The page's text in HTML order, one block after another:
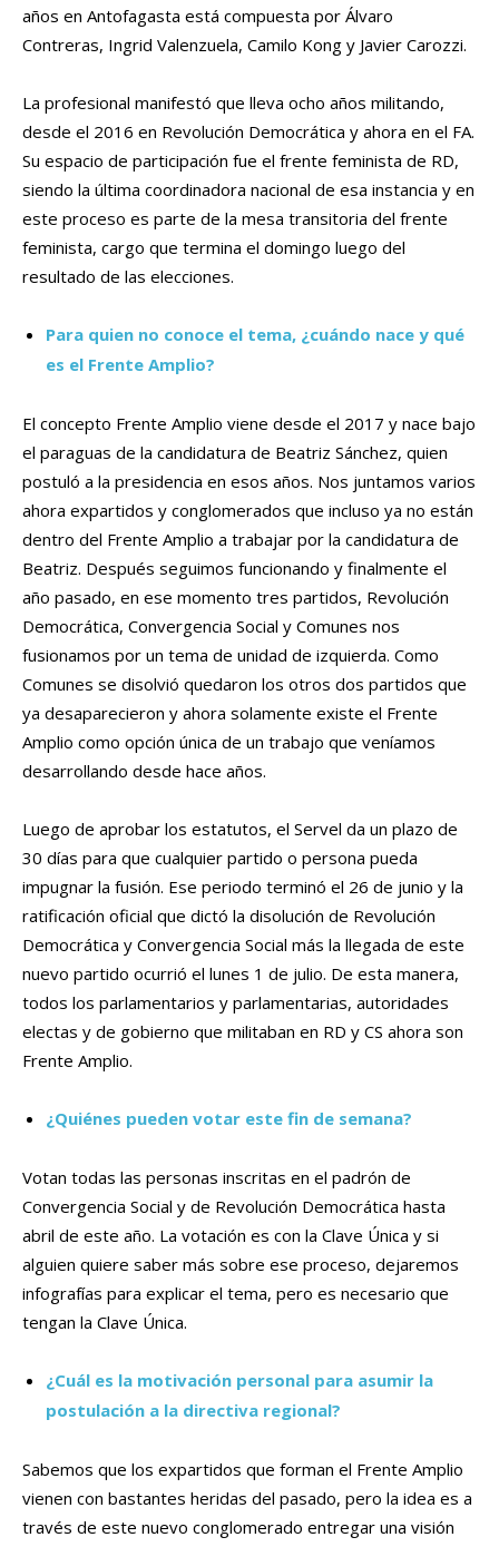
años en Antofagasta está compuesta por Álvaro
Contreras, Ingrid Valenzuela, Camilo Kong y Javier Carozzi.
La profesional manifestó que lleva ocho años militando,
desde el 2016 en Revolución Democrática y ahora en el FA.
Su espacio de participación fue el frente feminista de RD,
siendo la última coordinadora nacional de esa instancia y en
este proceso es parte de la mesa transitoria del frente
feminista, cargo que termina el domingo luego del
resultado de las elecciones.
Para quien no conoce el tema, ¿cuándo nace y qué
es el Frente Amplio?
El concepto Frente Amplio viene desde el 2017 y nace bajo
el paraguas de la candidatura de Beatriz Sánchez, quien
postuló a la presidencia en esos años. Nos juntamos varios
ahora expartidos y conglomerados que incluso ya no están
dentro del Frente Amplio a trabajar por la candidatura de
Beatriz. Después seguimos funcionando y finalmente el
año pasado, en ese momento tres partidos, Revolución
Democrática, Convergencia Social y Comunes nos
fusionamos por un tema de unidad de izquierda. Como
Comunes se disolvió quedaron los otros dos partidos que
ya desaparecieron y ahora solamente existe el Frente
Amplio como opción única de un trabajo que veníamos
desarrollando desde hace años.
Luego de aprobar los estatutos, el Servel da un plazo de
30 días para que cualquier partido o persona pueda
impugnar la fusión. Ese periodo terminó el 26 de junio y la
ratificación oficial que dictó la disolución de Revolución
Democrática y Convergencia Social más la llegada de este
nuevo partido ocurrió el lunes 1 de julio. De esta manera,
todos los parlamentarios y parlamentarias, autoridades
electas y de gobierno que militaban en RD y CS ahora son
Frente Amplio.
¿Quiénes pueden votar este fin de semana?
Votan todas las personas inscritas en el padrón de
Convergencia Social y de Revolución Democrática hasta
abril de este año. La votación es con la Clave Única y si
alguien quiere saber más sobre ese proceso, dejaremos
infografías para explicar el tema, pero es necesario que
tengan la Clave Única.
¿Cuál es la motivación personal para asumir la
postulación a la directiva regional?
Sabemos que los expartidos que forman el Frente Amplio
vienen con bastantes heridas del pasado, pero la idea es a
través de este nuevo conglomerado entregar una visión